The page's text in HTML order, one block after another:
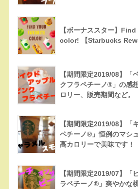
【ボーナススター】
color! 【Starbucks
【期間限定2019/08】「
クフラペチーノ®」の感
ロリー、販売期間など。
【期間限定2019/08】「
ペチーノ®」恒例のマシ
高カロリーで美味です！
【期間限定2019/07】「
ラペチーノ®」爽やかな